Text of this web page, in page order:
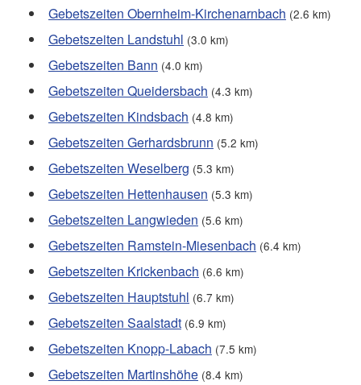
Gebetszeiten Obernheim-Kirchenarnbach (2.6 km)
Gebetszeiten Landstuhl (3.0 km)
Gebetszeiten Bann (4.0 km)
Gebetszeiten Queidersbach (4.3 km)
Gebetszeiten Kindsbach (4.8 km)
Gebetszeiten Gerhardsbrunn (5.2 km)
Gebetszeiten Weselberg (5.3 km)
Gebetszeiten Hettenhausen (5.3 km)
Gebetszeiten Langwieden (5.6 km)
Gebetszeiten Ramstein-Miesenbach (6.4 km)
Gebetszeiten Krickenbach (6.6 km)
Gebetszeiten Hauptstuhl (6.7 km)
Gebetszeiten Saalstadt (6.9 km)
Gebetszeiten Knopp-Labach (7.5 km)
Gebetszeiten Martinshöhe (8.4 km)